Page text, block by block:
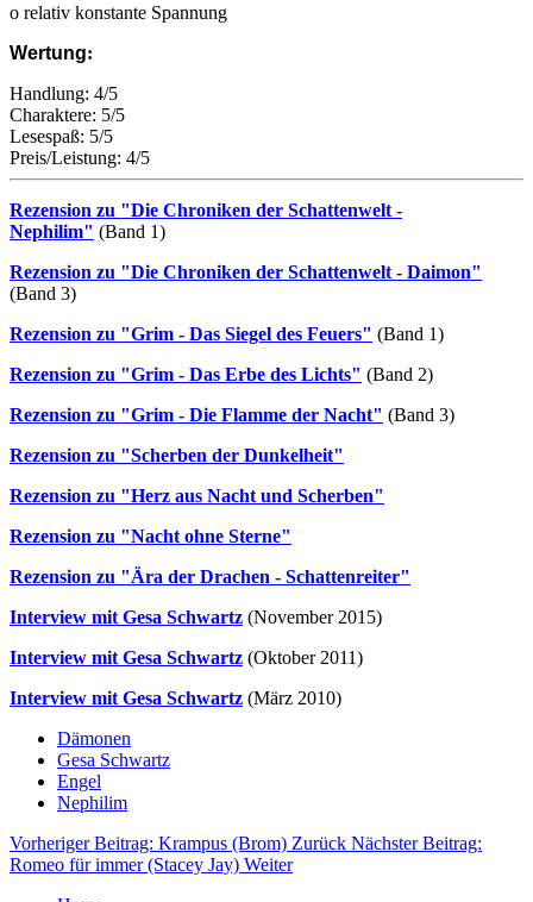
o relativ konstante Spannung
Wertung:
Handlung: 4/5
Charaktere: 5/5
Lesespaß: 5/5
Preis/Leistung: 4/5
Rezension zu "Die Chroniken der Schattenwelt -
Nephilim" (Band 1)
Rezension zu "Die Chroniken der Schattenwelt - Daimon"
(Band 3)
Rezension zu "Grim - Das Siegel des Feuers" (Band 1)
Rezension zu "Grim - Das Erbe des Lichts" (Band 2)
Rezension zu "Grim - Die Flamme der Nacht" (Band 3)
Rezension zu "Scherben der Dunkelheit"
Rezension zu "Herz aus Nacht und Scherben"
Rezension zu "Nacht ohne Sterne"
Rezension zu "Ära der Drachen - Schattenreiter"
Interview mit Gesa Schwartz (November 2015)
Interview mit Gesa Schwartz (Oktober 2011)
Interview mit Gesa Schwartz (März 2010)
Dämonen
Gesa Schwartz
Engel
Nephilim
Vorheriger Beitrag: Krampus (Brom) Zurück Nächster Beitrag:
Romeo für immer (Stacey Jay) Weiter